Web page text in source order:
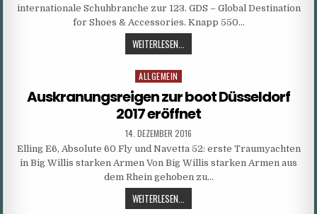
internationale Schuhbranche zur 123. GDS – Global Destination
for Shoes & Accessories. Knapp 550…
WEITERLESEN...
GDS
DESTINATION
FOR
SHOES
ACCESSORIES.
Posted
ALLGEMEIN
Auskranungsreigen zur boot Düsseldorf
2017 eröffnet
PUBLISHED
DATE:
14. DEZEMBER 2016
Elling E6, Absolute 60 Fly und Navetta 52: erste Traumyachten
in Big Willis starken Armen Von Big Willis starken Armen aus
dem Rhein gehoben zu…
WEITERLESEN...